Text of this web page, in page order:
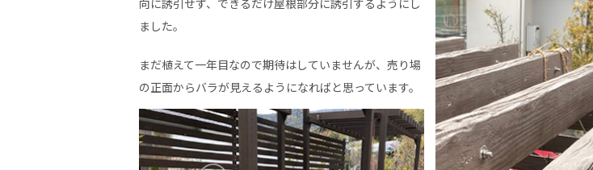
ました。
まだ植えて一年目なので期待はしていませんが、売り場
の正面からバラが見えるようになればと思っています。